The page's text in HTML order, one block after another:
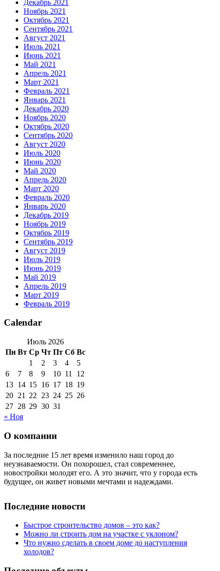
Декабрь 2021
Ноябрь 2021
Октябрь 2021
Сентябрь 2021
Август 2021
Июль 2021
Июнь 2021
Май 2021
Апрель 2021
Март 2021
Февраль 2021
Январь 2021
Декабрь 2020
Ноябрь 2020
Октябрь 2020
Сентябрь 2020
Август 2020
Июль 2020
Июнь 2020
Май 2020
Апрель 2020
Март 2020
Февраль 2020
Январь 2020
Декабрь 2019
Ноябрь 2019
Октябрь 2019
Сентябрь 2019
Август 2019
Июль 2019
Июнь 2019
Май 2019
Апрель 2019
Март 2019
Февраль 2019
Calendar
Июль 2026
Пн Вт Ср Чт Пт Сб Вс
1
2 3 4
5
6
7 8 9 10 11
12
13 14 15 16 17 18 19
20 21 22 23 24 25 26
27 28 29 30 31
« Ноя
О компании
За последние 15 лет время изменило наш город до
неузнаваемости. Он похорошел, стал современнее,
новостройки молодят его. А это значит, что у города есть
будущее, он живет новыми мечтами и надеждами.
Последние новости
Быстрое строительство домов – это как?
Можно ли строить дом на участке с уклоном?
Что нужно сделать в своем доме до наступления
холодов?